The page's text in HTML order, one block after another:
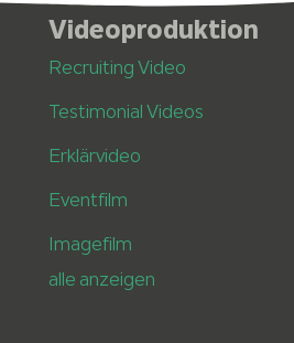
Videoproduktion
Recruiting Video
Testimonial Videos
Erklärvideo
Eventfilm
Imagefilm
alle anzeigen